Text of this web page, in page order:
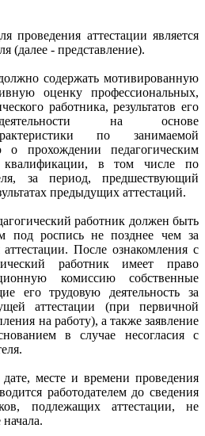
аттестации является
(далее - представление).
содержать мотивированную
оценку профессиональных,
работника, результатов его
деятельности на основе
по занимаемой
прохождении педагогическим
квалификации, в том числе по
за период, предшествующий
предыдущих аттестаций.
работник должен быть
под роспись не позднее чем за
После ознакомления с
работник имеет право
комиссию собственные
его трудовую деятельность за
аттестации (при первичной
на работу), а также заявление
в случае несогласия с
месте и времени проведения
работодателем до сведения
подлежащих аттестации, не